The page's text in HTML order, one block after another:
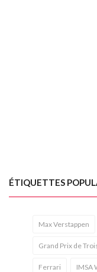
ÉTIQUETTES
Max Verstappen
Grand Prix de
Ferrari IMSA